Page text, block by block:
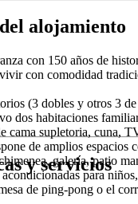
alojamiento
con 150 años de
con comodidad
(3 dobles y otros 3
dos habitaciones
cama supletoria, cuna,
de amplios espacios
galería, patio
para
de ping-pong o el
y servicios